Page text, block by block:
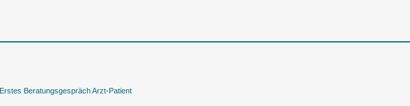
Erstes Beratungsgespräch Arzt-Patient